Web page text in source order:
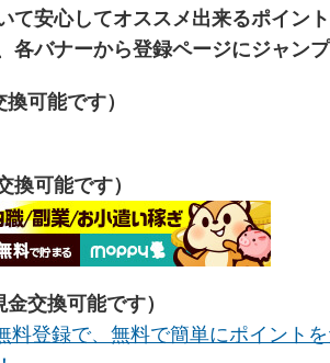
て安心してオススメ出来るポイント
バナーから登録ページにジャンプ
可能です）
換可能です）
交換可能です）